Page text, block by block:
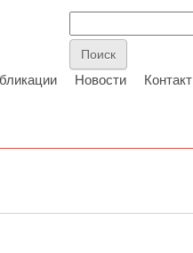
Новости Контакт